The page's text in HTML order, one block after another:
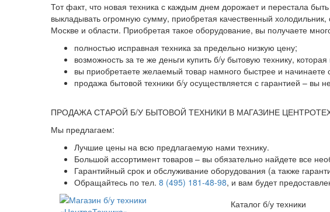
Тот факт, что новая техника с каждым днем дорожает и перестала
выкладывать огромную сумму, приобретая качественный
Москве и области. Приобретая такое оборудование, вы получаете
полностью исправная техника за предельно низкую цену;
возможность за те же деньги купить б/у бытовую технику,
вы приобретаете желаемый товар намного быстрее и начинаете
продажа бытовой техники б/у осуществляется с гарантией – вы
ПРОДАЖА СТАРОЙ Б/У БЫТОВОЙ ТЕХНИКИ В МАГАЗИНЕ
Мы предлагаем:
Лучшие цены на всю предлагаемую нами технику.
Большой ассортимент товаров – вы обязательно найдете все
Гарантийный срок и обслуживание оборудования (а также
Обращайтесь по тел. 8 (495) 181-48-98, и вам будет
Каталог б/у техники